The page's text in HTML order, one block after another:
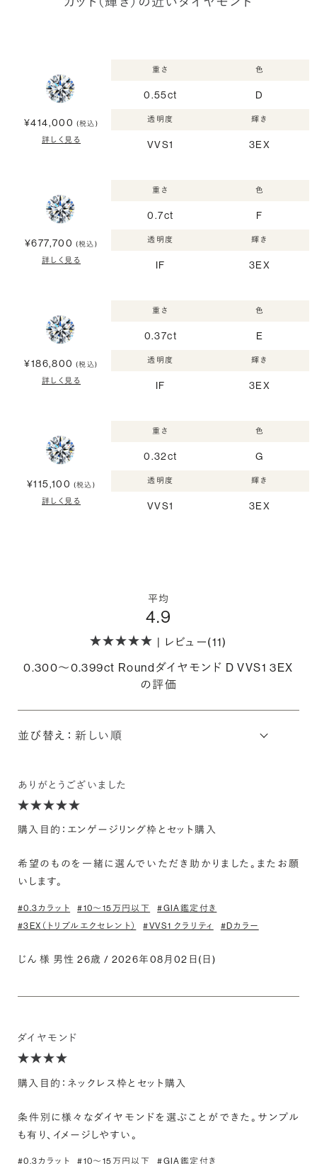
¥414,000 (税込)
詳しく見る
重さ
0.55ct
色
D
透明度
VVS1
輝き
3EX
¥677,700 (税込)
詳しく見る
重さ
0.7ct
色
F
透明度
IF
輝き
3EX
¥186,800 (税込)
詳しく見る
重さ
0.37ct
色
E
透明度
IF
輝き
3EX
¥115,100 (税込)
詳しく見る
重さ
0.32ct
色
G
透明度
VVS1
輝き
3EX
平均
4.9
| レビュー(11)
0.300〜0.399ct Roundダイヤモンド D VVS1 3EX
の評価
並び替え：
ありがとうございました
購入目的：エンゲージリング枠とセット購入
希望のものを一緒に選んでいただき助かりました。またお願
いします。
#0.3カラット #10〜15万円以下
#GIA鑑定付き
#3EX（トリプルエクセレント）
#VVS1 クラリティ #Dカラー
じん 様 男性 26歳 / 2026年08月02日(日)
ダイヤモンド
購入目的：ネックレス枠とセット購入
条件別に様々なダイヤモンドを選ぶことができた。サンプル
も有り、イメージしやすい。
#0.3カラット #10〜15万円以下
#GIA鑑定付き